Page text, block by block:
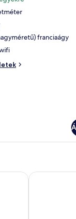
franciaágy
Hostal La Font